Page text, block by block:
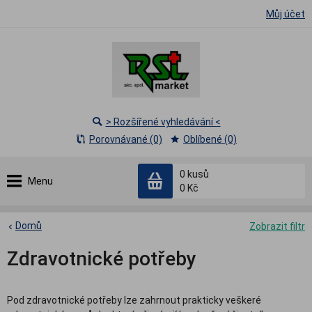
Můj účet
Menu
0 kusů
0 Kč
> Rozšířené vyhledávání <
Porovnávané (0)
Oblíbené (0)
Zobrazit filtr
Domů
Zdravotnické potřeby
Pod zdravotnické potřeby lze zahrnout prakticky veškeré